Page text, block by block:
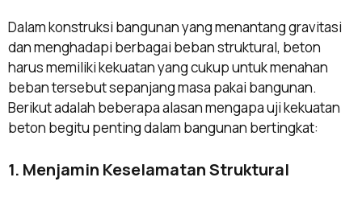
Dalam konstruksi bangunan yang menantang gravitasi
dan menghadapi berbagai beban struktural, beton
harus memiliki kekuatan yang cukup untuk menahan
beban tersebut sepanjang masa pakai bangunan.
Berikut adalah beberapa alasan mengapa uji kekuatan
beton begitu penting dalam bangunan bertingkat:
1. Menjamin Keselamatan Struktural